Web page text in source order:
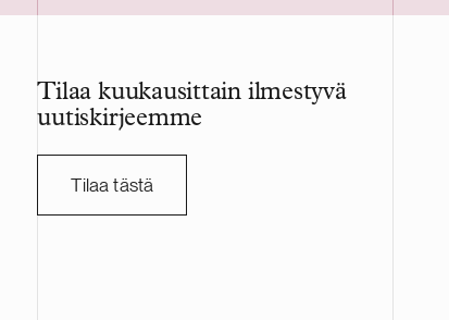
Tilaa kuukausittain ilmestyvä
uutiskirjeemme
Tilaa tästä